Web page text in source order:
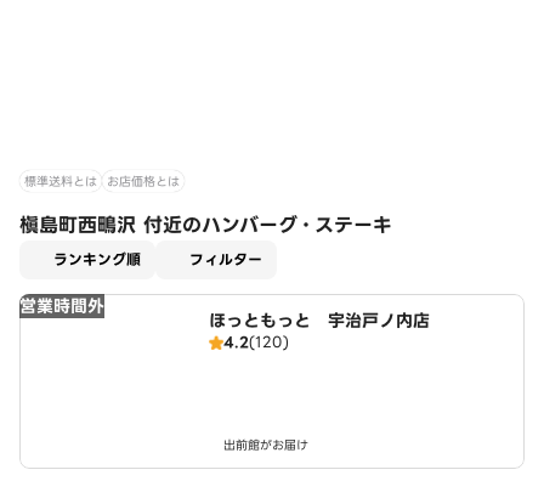
標準送料とは お店価格とは
槇島町西鴫沢 付近のハンバーグ・ステーキ
ランキング順 フィルター
営業時間外
ほっともっと 宇治戸ノ内店
4.2(120)
出前館がお届け